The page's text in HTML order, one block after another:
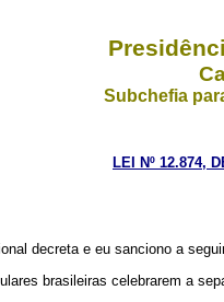
Subchefia
LEI Nº 12.874,
decreta e eu sanciono a
brasileiras celebrarem a